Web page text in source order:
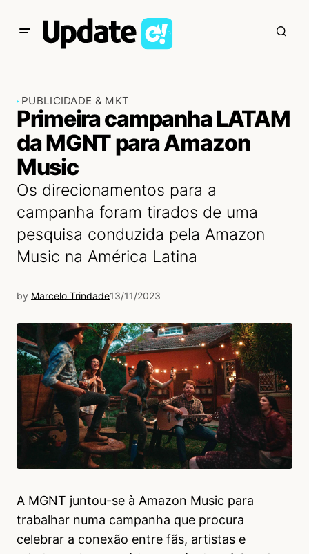
PUBLICIDADE & MKT
Primeira campanha LATAM
da MGNT para Amazon
Music
Os direcionamentos para a
campanha foram tirados de uma
pesquisa conduzida pela Amazon
Music na América Latina
by Marcelo Trindade13/11/2023
A MGNT juntou-se à Amazon Music para
trabalhar numa campanha que procura
celebrar a conexão entre fãs, artistas e